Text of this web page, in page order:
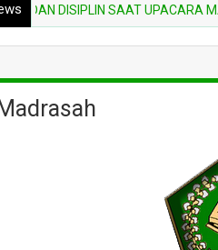
DISIPLIN SAAT UPACARA